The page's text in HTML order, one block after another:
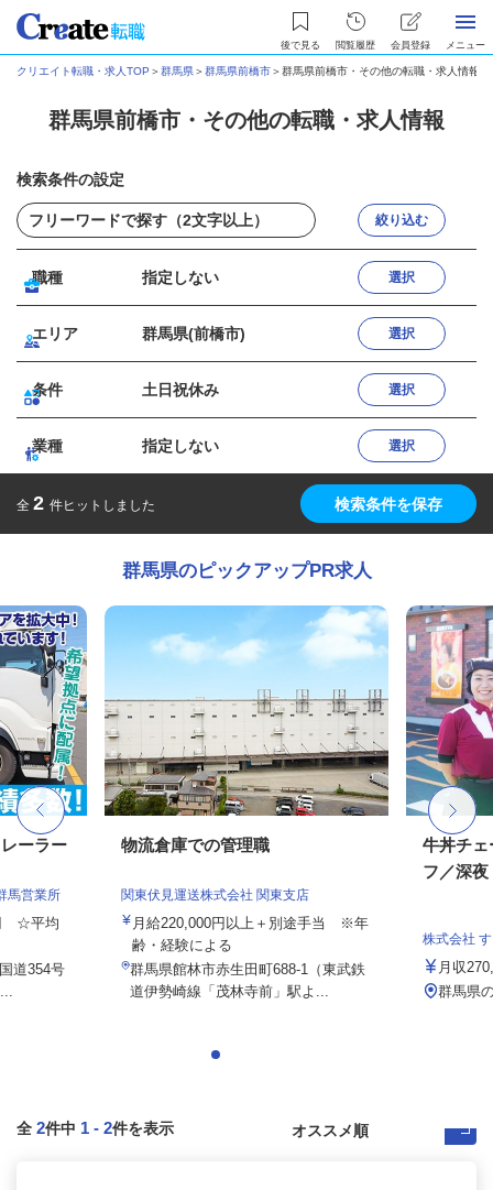
後で見る 閲覧履歴 会員登録 メニュー
クリエイト転職・求人TOP ＞群馬県＞群馬県前橋市＞群馬県前橋市・その他の転職・求人情報
群馬県前橋市・その他の転職・求人情報
検索条件の設定
絞り込む
職種 指定しない 選択
エリア 群馬県(前橋市) 選択
条件 土日祝休み 選択
業種 指定しない 選択
全 2 件ヒットしました 検索条件を保存
群馬県のピックアップPR求人
ーラー
馬営業所
☆平均
道354号
物流倉庫での管理職
関東伏見運送株式会社 関東支店
月給220,000円以上＋別途手当 ※年
齢・経験による
群馬県館林市赤生田町688-1（東武鉄
道伊勢崎線「茂林寺前」駅よ...
牛丼チェ
フ／深夜
株式会社
月収
群馬県
全 2件中 1 - 2件を表示